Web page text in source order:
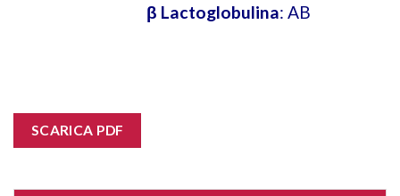
β Lactoglobulina: AB
SCARICA PDF